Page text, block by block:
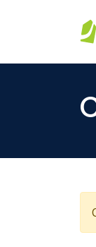
Saltar al